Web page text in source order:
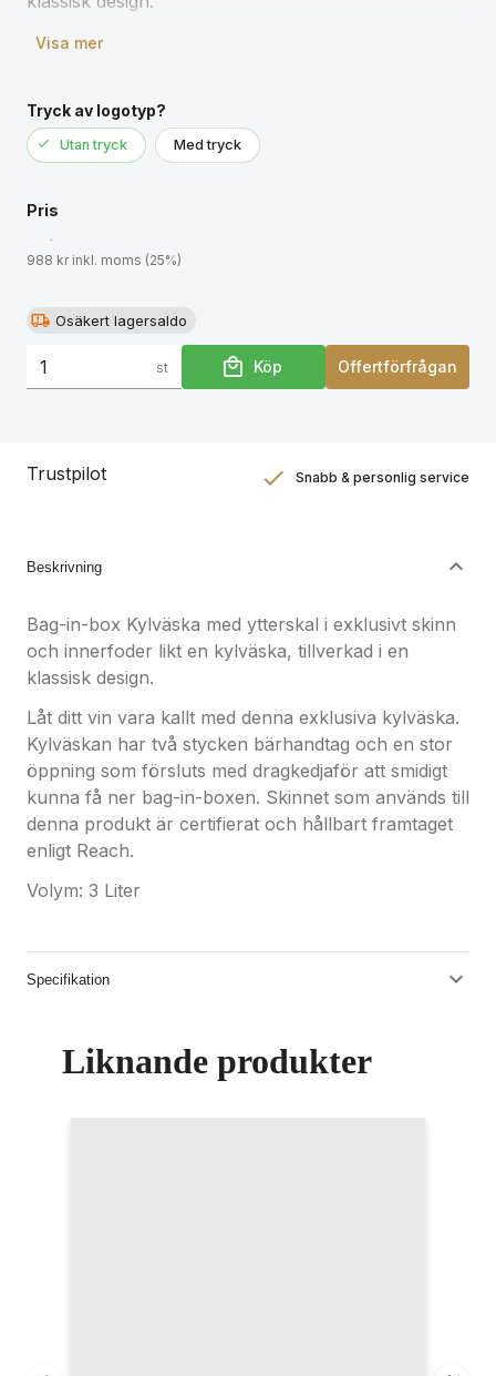
Låt ditt vin vara kallt med denna exklusiva kylväska.
öppning som försluts med dragkedjaför att smidigt
kunna få ner bag-in-boxen. Skinnet som används till
denna produkt är certifierat och hållbart framtaget
Volym: 3 Liter
Visa mer
Tryck av logotyp?
Utan tryck Med tryck
Pris
988 kr inkl. moms (25%)
Osäkert lagersaldo
st Köp Offertförfrågan
Trustpilot Snabb & personlig service
Beskrivning
Bag-in-box Kylväska med ytterskal i exklusivt skinn
och innerfoder likt en kylväska, tillverkad i en
klassisk design.
Låt ditt vin vara kallt med denna exklusiva kylväska.
Kylväskan har två stycken bärhandtag och en stor
öppning som försluts med dragkedjaför att smidigt
kunna få ner bag-in-boxen. Skinnet som används till
denna produkt är certifierat och hållbart framtaget
enligt Reach.
Volym: 3 Liter
Specifikation
Liknande produkter